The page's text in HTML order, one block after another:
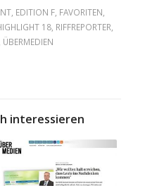
, EDITION F, FAVORITEN
18, RIFFREPORTER
ÜBERMEDIEN
interessieren